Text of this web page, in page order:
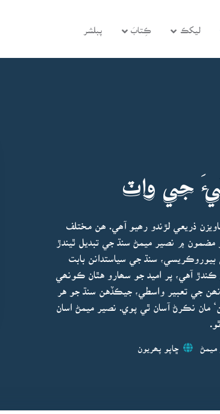
ليکڪ ڪِتابَ پبلشر
جي واٽ
ذريعي لڙندو رھيو آھي. ھن مختلف
۾ نصير ميمڻ سنڌ جي تبديل ٿيندڙ
سنڌ جي سياستدانن بابت
آهي، پر اميد جو سھارو هٿان ڪونھي
جي تعبير واسطي، جيڪڏهن سنڌ جو هر
مان نڪرڻ آسان ٿي پوي. نصير ميمڻ اسان
ڇاپو پھريون